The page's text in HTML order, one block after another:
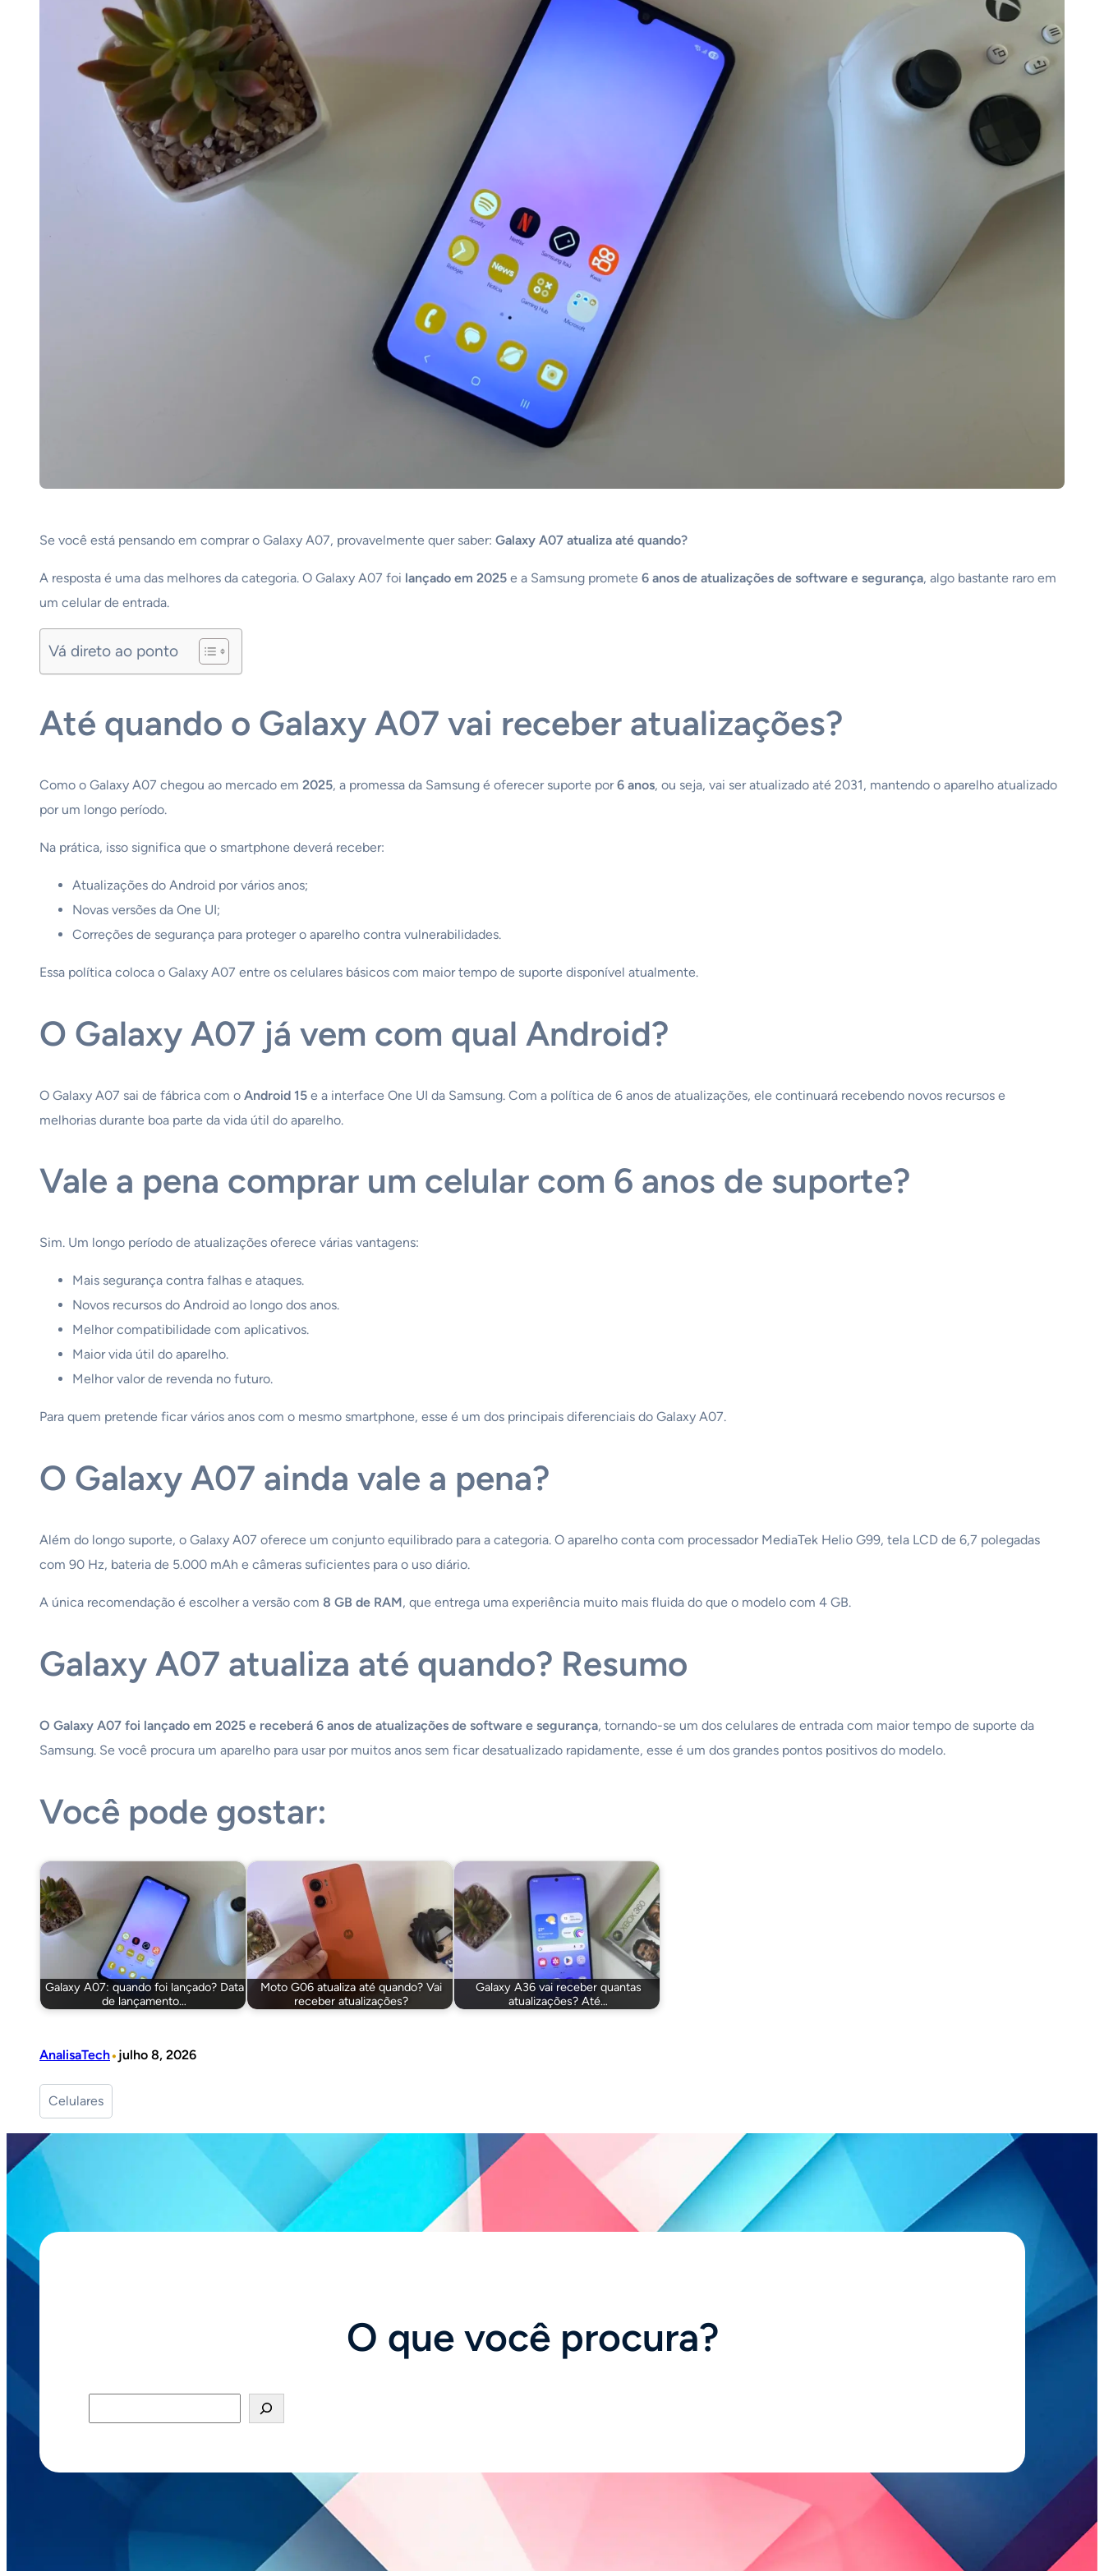
Se você está pensando em comprar o Galaxy A07, provavelmente quer saber: Galaxy A07 atualiza até quando?
A resposta é uma das melhores da categoria. O Galaxy A07 foi lançado em 2025 e a Samsung promete 6 anos de atualizações de software e segurança, algo bastante raro em
um celular de entrada.
Vá direto ao ponto
Até quando o Galaxy A07 vai receber atualizações?
Como o Galaxy A07 chegou ao mercado em 2025, a promessa da Samsung é oferecer suporte por6 anos, ou seja, vai ser atualizado até 2031, mantendo o aparelho atualizado
por um longo período.
Na prática, isso significa que o smartphone deverá receber:
Atualizações do Android por vários anos;
Novas versões da One UI;
Correções de segurança para proteger o aparelho contra vulnerabilidades.
Essa política coloca o Galaxy A07 entre os celulares básicos com maior tempo de suporte disponível atualmente.
O Galaxy A07 já vem com qual Android?
O Galaxy A07 sai de fábrica com o Android 15 e a interface One UI da Samsung. Com a política de 6 anos de atualizações, ele continuará recebendo novos recursos e
melhorias durante boa parte da vida útil do aparelho.
Vale a pena comprar um celular com 6 anos de suporte?
Sim. Um longo período de atualizações oferece várias vantagens:
Mais segurança contra falhas e ataques.
Novos recursos do Android ao longo dos anos.
Melhor compatibilidade com aplicativos.
Maior vida útil do aparelho.
Melhor valor de revenda no futuro.
Para quem pretende ficar vários anos com o mesmo smartphone, esse é um dos principais diferenciais do Galaxy A07.
O Galaxy A07 ainda vale a pena?
Além do longo suporte, o Galaxy A07 oferece um conjunto equilibrado para a categoria. O aparelho conta com processador MediaTek Helio G99, tela LCD de 6,7 polegadas
com 90 Hz, bateria de 5.000 mAh e câmeras suficientes para o uso diário.
A única recomendação é escolher a versão com 8 GB de RAM, que entrega uma experiência muito mais fluida do que o modelo com 4 GB.
Galaxy A07 atualiza até quando? Resumo
O Galaxy A07 foi lançado em 2025 e receberá 6 anos de atualizações de software e segurança, tornando-se um dos celulares de entrada com maior tempo de suporte da
Samsung. Se você procura um aparelho para usar por muitos anos sem ficar desatualizado rapidamente, esse é um dos grandes pontos positivos do modelo.
Você pode gostar:
Galaxy A07: quando foi lançado? Data
de lançamento…
Moto G06 atualiza até quando? Vai
receber atualizações?
Galaxy A36 vai receber quantas
atualizações? Até…
AnalisaTech•julho 8, 2026
Celulares
O que você procura?